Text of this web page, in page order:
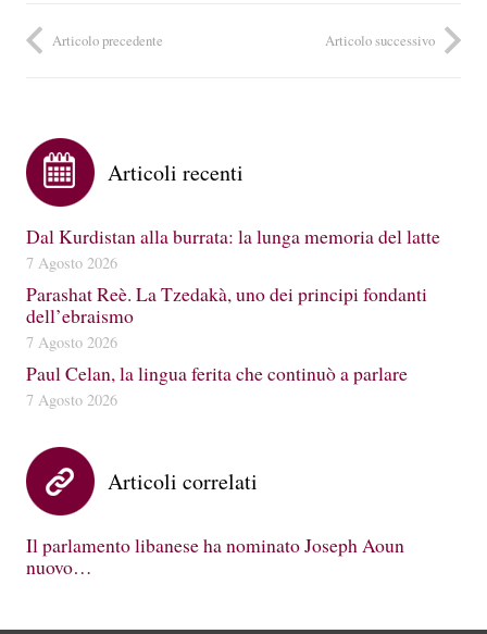
Articolo precedente Articolo successivo
Articoli recenti
Dal Kurdistan alla burrata: la lunga memoria del latte
7 Agosto 2026
Parashat Reè. La Tzedakà, uno dei principi fondanti
dell’ebraismo
7 Agosto 2026
Paul Celan, la lingua ferita che continuò a parlare
7 Agosto 2026
Articoli correlati
Il parlamento libanese ha nominato Joseph Aoun
nuovo…